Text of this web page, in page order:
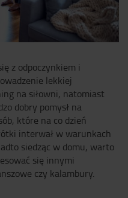
z odpoczynkiem i
lekkiej
na siłowni, natomiast
dobry pomysł na
które na co dzień
interwał w warunkach
siedząc w domu, warto
się innymi
czy kalambury.